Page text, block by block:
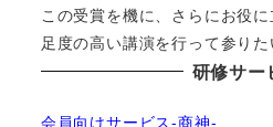
この受賞を機に、さらにお役
足度の高い講演を行って参りた
研修サー
会員向けサービス-商神-